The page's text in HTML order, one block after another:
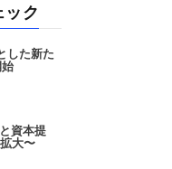
ック
した新た
資本提
大〜